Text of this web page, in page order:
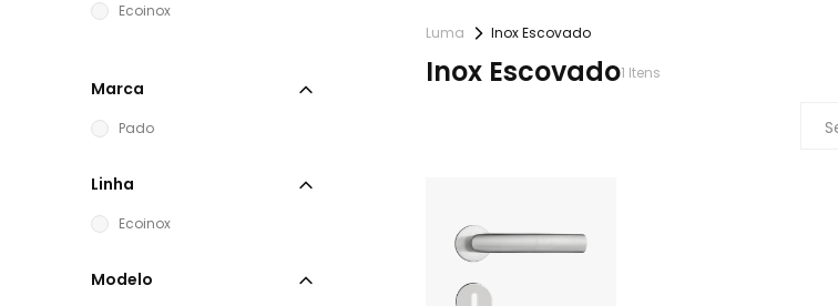
Ecoinox
Marca
Pado
Linha
Ecoinox
Modelo
Luma Inox Escovado
Inox Escovado1 Itens